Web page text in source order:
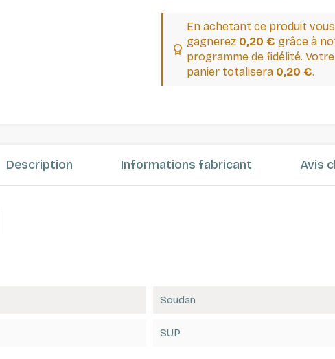
En achetant ce produit vous
gagnerez 0,20 € grâce à
programme de fidélité. Votre
panier totalisera 0,20 €.
Description Informations fabricant Avis
Soudan
SUP